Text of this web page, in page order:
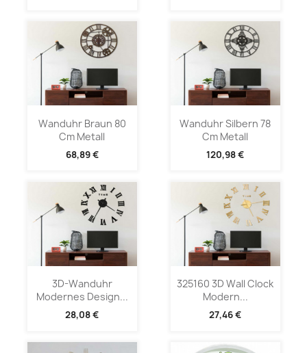
Wanduhr Braun 80
Cm Metall
68,89 €
Wanduhr Silbern 78
Cm Metall
120,98 €
3D-Wanduhr
Modernes Design...
28,08 €
325160 3D Wall Clock
Modern...
27,46 €